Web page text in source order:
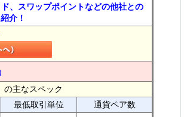
、スワップポイントなどの他社との
介！
の主なスペック
最低取引単位
通貨ペア数